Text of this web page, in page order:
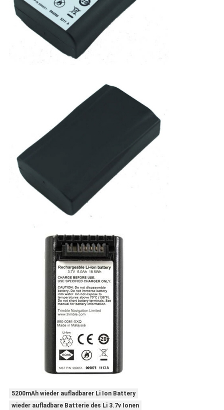
5200mAh wieder aufladbarer Li Ion Battery
wieder aufladbare Batterie des Li 3.7v Ionen